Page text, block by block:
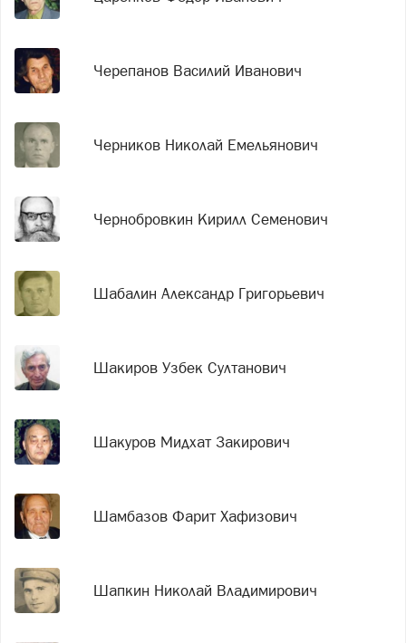
Черепанов Василий Иванович
Черников Николай Емельянович
Чернобровкин Кирилл Семенович
Шабалин Александр Григорьевич
Шакиров Узбек Султанович
Шакуров Мидхат Закирович
Шамбазов Фарит Хафизович
Шапкин Николай Владимирович